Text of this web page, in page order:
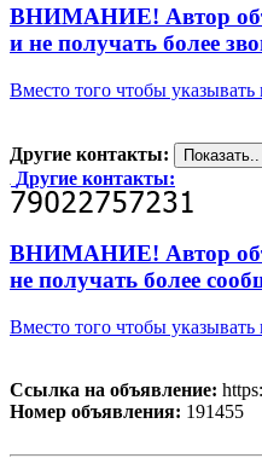
ВНИМАНИЕ! Автор
и не получать более
Вместо того чтобы
Другие контакты:
Другие контакты:
ВНИМАНИЕ! Автор
не получать более
Вместо того чтобы
Ссылка на объявление:
Номер объявления: 191455